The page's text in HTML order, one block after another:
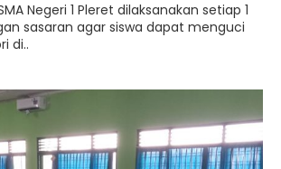
Negeri 1 Pleret dilaksanakan setiap 1
sasaran agar siswa dapat menguci
di..